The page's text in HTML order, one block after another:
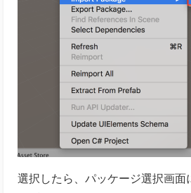
選択したら、パッケージ選択画面